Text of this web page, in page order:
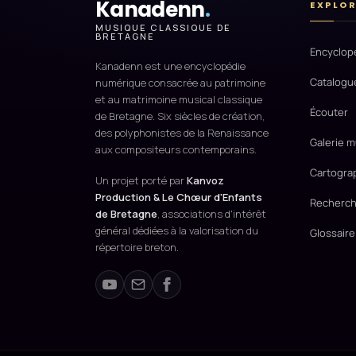
Kanadenn.
MUSIQUE CLASSIQUE DE
BRETAGNE
Kanadenn est une encyclopédie
numérique consacrée au patrimoine
et au matrimoine musical classique
de Bretagne. Six siècles de création,
des polyphonistes de la Renaissance
aux compositeurs contemporains.
Un projet porté parKanvoz
Production & Le Chœur d'Enfants
de Bretagne, associations d'intérêt
général dédiées à la valorisation du
répertoire breton.
Écouter
Galerie
Glossaire